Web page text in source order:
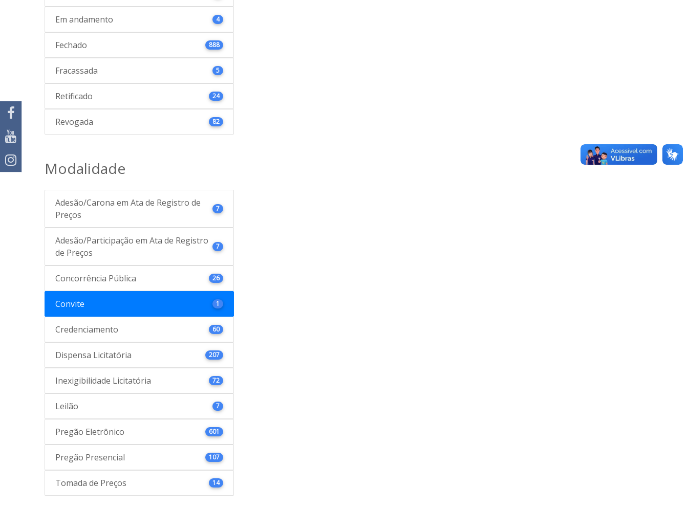
Em andamento 4
Fechado 888
Fracassada 5
Retificado 24
Revogada 82
Modalidade
Adesão/Carona em Ata de Registro de
Preços
7
Adesão/Participação em Ata de Registro
de Preços
7
Concorrência Pública 26
Convite 1
Credenciamento 60
Dispensa Licitatória 207
Inexigibilidade Licitatória 72
Leilão 7
Pregão Eletrônico 601
Pregão Presencial 107
Tomada de Preços 14